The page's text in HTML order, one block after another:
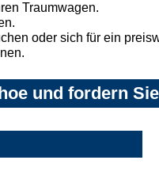
Traumwagen.
oder sich für ein
und fordern